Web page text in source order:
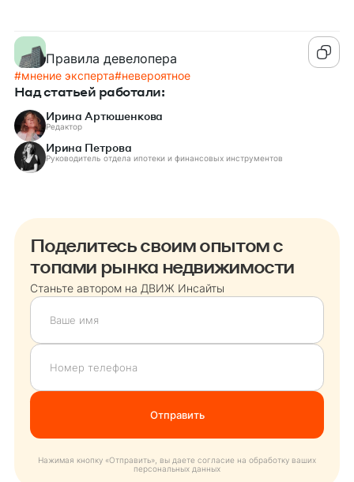
Правила девелопера
#мнение эксперта#невероятное
Над статьей работали:
Ирина Артюшенкова
Редактор
Ирина Петрова
Руководитель отдела ипотеки и финансовых инструментов
Поделитесь своим опытом с
топами рынка недвижимости
Станьте автором на ДВИЖ Инсайты
Нажимая кнопку «Отправить», вы даете согласие на обработку ваших
персональных данных